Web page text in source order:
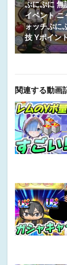
ぷにぷに 無
イベント ニ
ォッチぷに
技 Yポイン
関連する動画